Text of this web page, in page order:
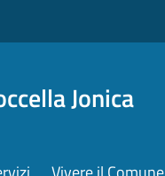
Jonica